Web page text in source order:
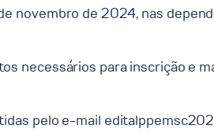
novembro de 2024, nas
necessários para inscrição e
pelo e-mail